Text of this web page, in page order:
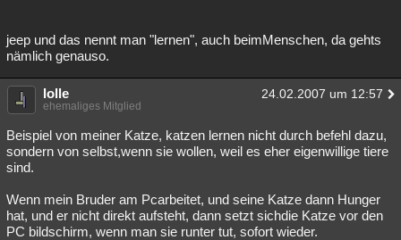
jeep und das nennt man "lernen", auch beimMenschen, da gehts
nämlich genauso.
lolle 24.02.2007 um 12:57
ehemaliges Mitglied
Beispiel von meiner Katze, katzen lernen nicht durch befehl dazu,
sondern von selbst,wenn sie wollen, weil es eher eigenwillige tiere
sind.
Wenn mein Bruder am Pcarbeitet, und seine Katze dann Hunger
hat, und er nicht direkt aufsteht, dann setzt sichdie Katze vor den
PC bildschirm, wenn man sie runter tut, sofort wieder.